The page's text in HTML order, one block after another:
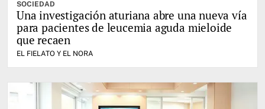
SOCIEDAD
Una investigación aturiana abre una nueva vía
para pacientes de leucemia aguda mieloide
que recaen
EL FIELATO Y EL NORA